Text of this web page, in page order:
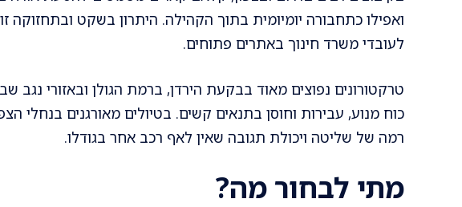
ואפילו כתחבורה יומיומית בתוך הקהילה. היתרון בשקט ובתחזוקה
לעובדי משרד חינוך באתרים פתוחים.
טרקטורונים נפוצים מאוד בבקעת הירדן, ברמת הגולן ובאזורי
כוח מנוע, עבירות וחוסן בתנאים קשים. בטיולים מאורגנים בנחלי
רמה של שליטה ויכולת תגובה שאין לאף רכב אחר בגודלו.
מתי לבחור מה?